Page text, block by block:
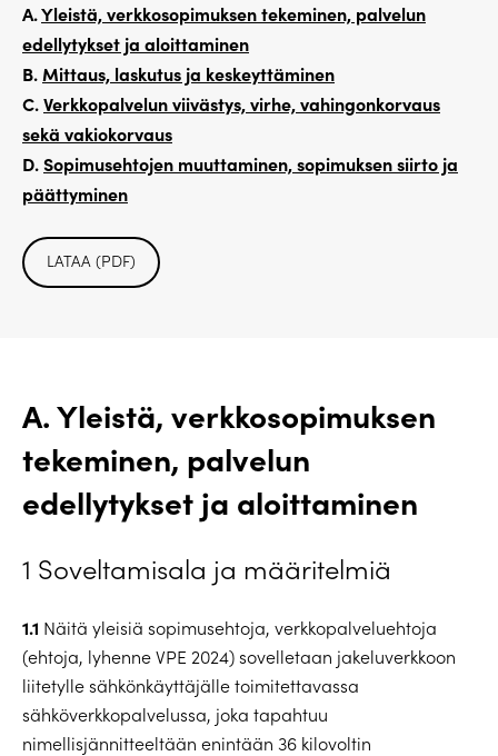
A.Yleistä, verkkosopimuksen tekeminen, palvelun
edellytykset ja aloittaminen
B. Mittaus, laskutus ja keskeyttäminen
C.Verkkopalvelun viivästys, virhe, vahingonkorvaus
sekä vakiokorvaus
D.Sopimusehtojen muuttaminen, sopimuksen siirto ja
päättyminen
LATAA (PDF)
A. Yleistä, verkkosopimuksen
tekeminen, palvelun
edellytykset ja aloittaminen
1 Soveltamisala ja määritelmiä
1.1 Näitä yleisiä sopimusehtoja, verkkopalveluehtoja
(ehtoja, lyhenne VPE 2024) sovelletaan jakeluverkkoon
liitetylle sähkönkäyttäjälle toimitettavassa
sähköverkkopalvelussa, joka tapahtuu
nimellisjännitteeltään enintään 36 kilovoltin